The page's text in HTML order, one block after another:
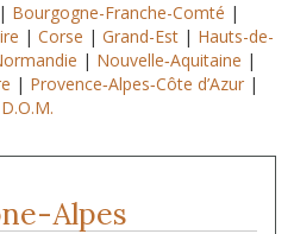
| Bourgogne-Franche-Comté |
| Corse | Grand-Est | Hauts-de-
| Nouvelle‑Aquitaine |
| Provence‑Alpes‑Côte d’Azur|
D.O.M.
Alpes